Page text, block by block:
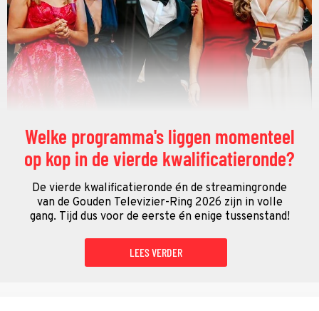
Welke programma's liggen momenteel
op kop in de vierde kwalificatieronde?
De vierde kwalificatieronde én de streamingronde
van de Gouden Televizier-Ring 2026 zijn in volle
gang. Tijd dus voor de eerste én enige tussenstand!
LEES VERDER